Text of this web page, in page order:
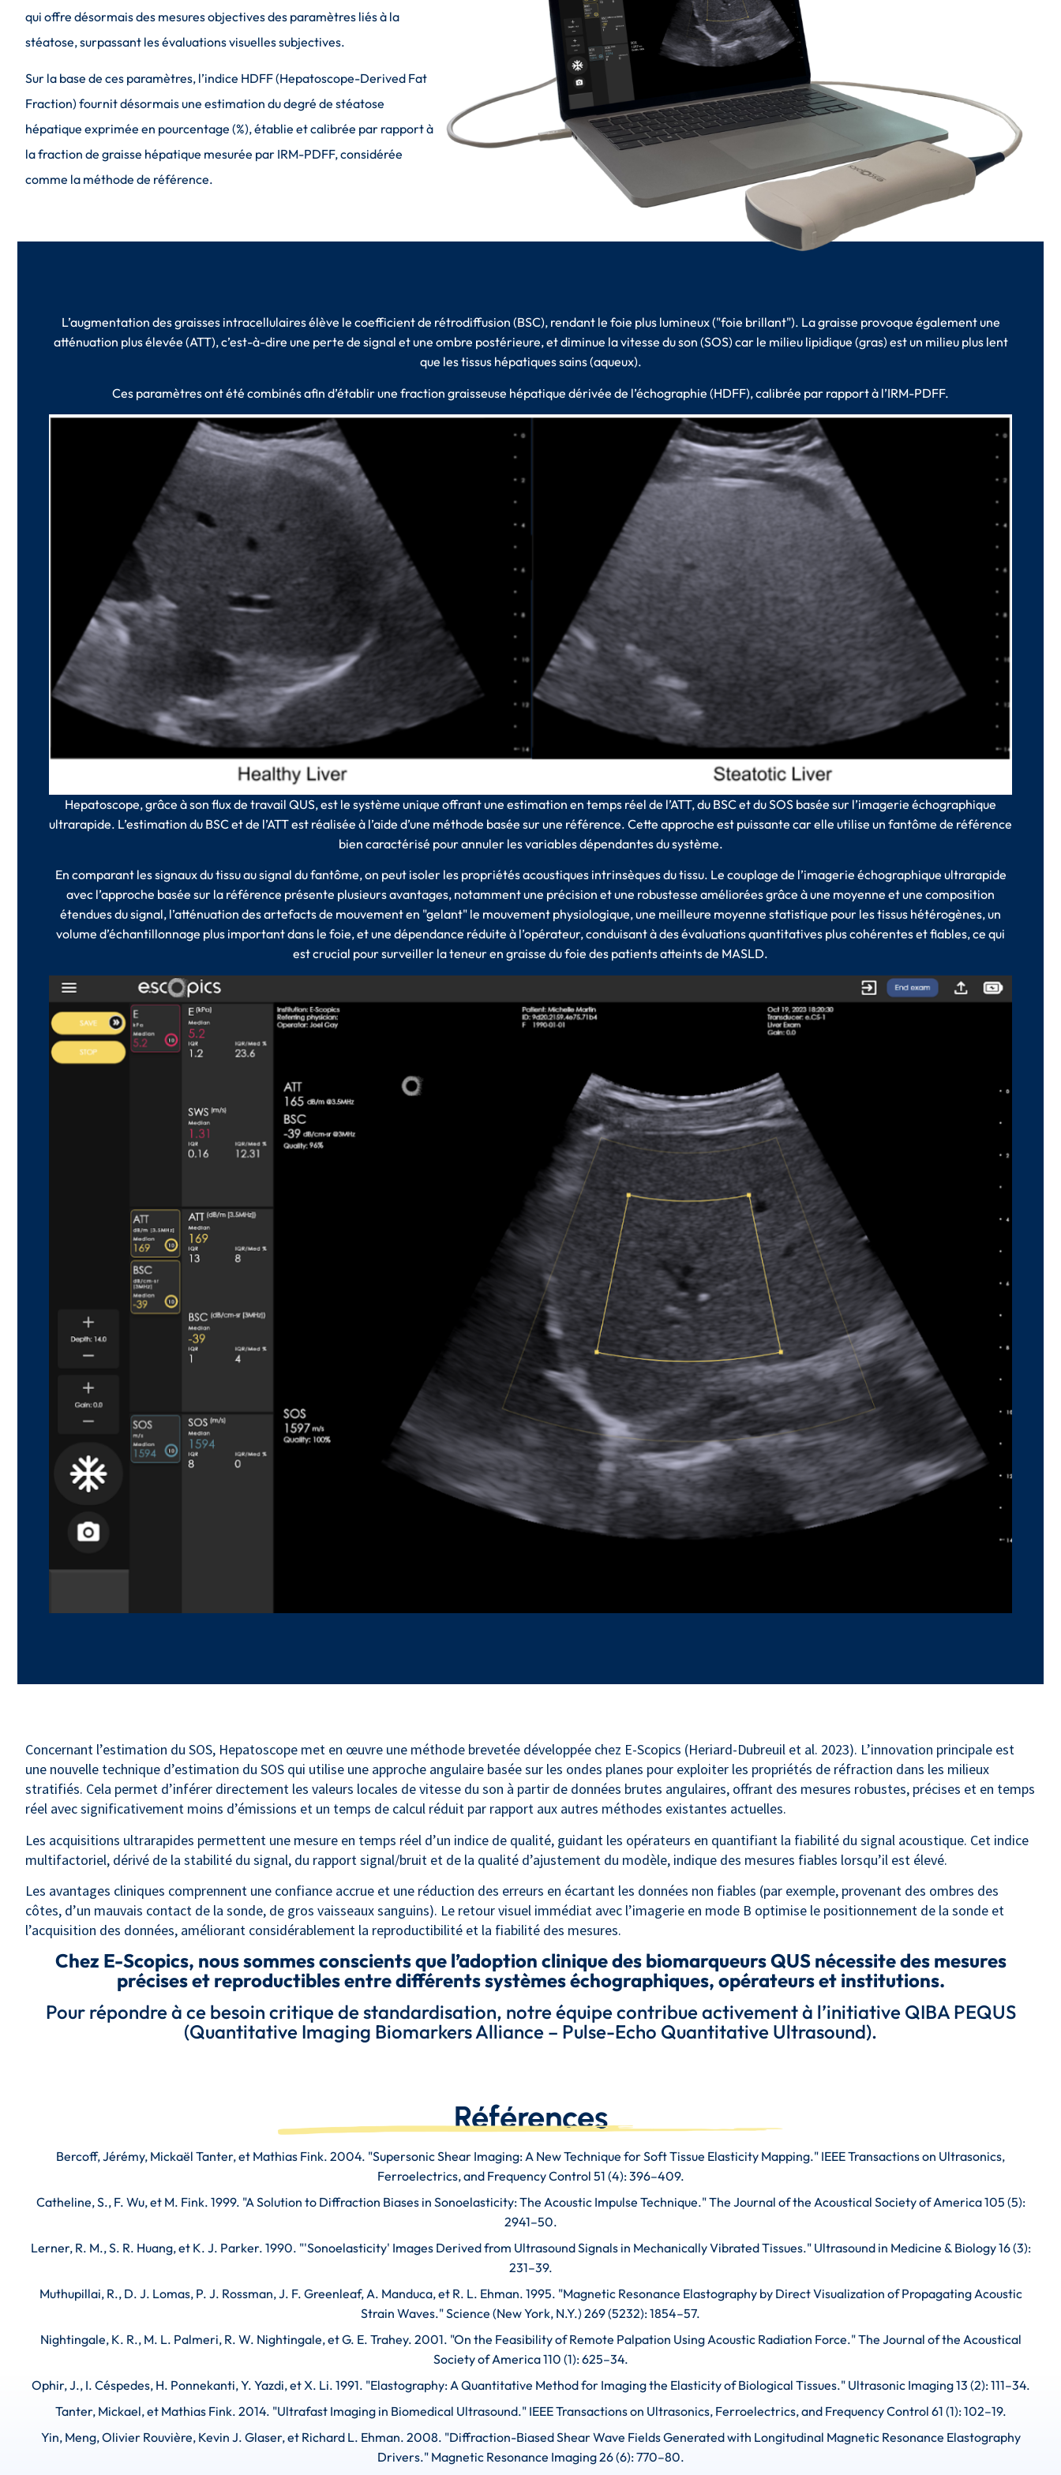
qui offre désormais des mesures objectives des paramètres liés à la
stéatose, surpassant les évaluations visuelles subjectives.
Sur la base de ces paramètres, l’indice HDFF (Hepatoscope-Derived Fat
Fraction) fournit désormais une estimation du degré de stéatose
hépatique exprimée en pourcentage (%), établie et calibrée par rapport à
la fraction de graisse hépatique mesurée par IRM-PDFF, considérée
comme la méthode de référence.
L’augmentation des graisses intracellulaires élève le coefficient de rétrodiffusion (BSC), rendant le foie plus lumineux ("foie brillant"). La graisse provoque également une
atténuation plus élevée (ATT), c’est-à-dire une perte de signal et une ombre postérieure, et diminue la vitesse du son (SOS) car le milieu lipidique (gras) est un milieu plus lent
que les tissus hépatiques sains (aqueux).
Ces paramètres ont été combinés afin d’établir une fraction graisseuse hépatique dérivée de l’échographie (HDFF), calibrée par rapport à l’IRM-PDFF.
Hepatoscope, grâce à son flux de travail QUS, est le système unique offrant une estimation en temps réel de l’ATT, du BSC et du SOS basée sur l’imagerie échographique
ultrarapide. L’estimation du BSC et de l’ATT est réalisée à l’aide d’une méthode basée sur une référence. Cette approche est puissante car elle utilise un fantôme de référence
bien caractérisé pour annuler les variables dépendantes du système.
En comparant les signaux du tissu au signal du fantôme, on peut isoler les propriétés acoustiques intrinsèques du tissu. Le couplage de l’imagerie échographique ultrarapide
avec l’approche basée sur la référence présente plusieurs avantages, notamment une précision et une robustesse améliorées grâce à une moyenne et une composition
étendues du signal, l’atténuation des artefacts de mouvement en "gelant" le mouvement physiologique, une meilleure moyenne statistique pour les tissus hétérogènes, un
volume d’échantillonnage plus important dans le foie, et une dépendance réduite à l’opérateur, conduisant à des évaluations quantitatives plus cohérentes et fiables, ce qui
est crucial pour surveiller la teneur en graisse du foie des patients atteints de MASLD.
Concernant l’estimation du SOS, Hepatoscope met en œuvre une méthode brevetée développée chez E-Scopics (Heriard-Dubreuil et al. 2023). L’innovation principale est
une nouvelle technique d’estimation du SOS qui utilise une approche angulaire basée sur les ondes planes pour exploiter les propriétés de réfraction dans les milieux
stratifiés. Cela permet d’inférer directement les valeurs locales de vitesse du son à partir de données brutes angulaires, offrant des mesures robustes, précises et en temps
réel avec significativement moins d’émissions et un temps de calcul réduit par rapport aux autres méthodes existantes actuelles.
Les acquisitions ultrarapides permettent une mesure en temps réel d’un indice de qualité, guidant les opérateurs en quantifiant la fiabilité du signal acoustique. Cet indice
multifactoriel, dérivé de la stabilité du signal, du rapport signal/bruit et de la qualité d’ajustement du modèle, indique des mesures fiables lorsqu’il est élevé.
Les avantages cliniques comprennent une confiance accrue et une réduction des erreurs en écartant les données non fiables (par exemple, provenant des ombres des
côtes, d’un mauvais contact de la sonde, de gros vaisseaux sanguins). Le retour visuel immédiat avec l’imagerie en mode B optimise le positionnement de la sonde et
l’acquisition des données, améliorant considérablement la reproductibilité et la fiabilité des mesures.
Chez E-Scopics, nous sommes conscients que l’adoption clinique des biomarqueurs QUS nécessite des mesures
précises et reproductibles entre différents systèmes échographiques, opérateurs et institutions.
Pour répondre à ce besoin critique de standardisation, notre équipe contribue activement à l’initiative QIBA PEQUS
(Quantitative Imaging Biomarkers Alliance – Pulse-Echo Quantitative Ultrasound).
Références
Bercoff, Jérémy, Mickaël Tanter, et Mathias Fink. 2004. "Supersonic Shear Imaging: A New Technique for Soft Tissue Elasticity Mapping." IEEE Transactions on Ultrasonics,
Ferroelectrics, and Frequency Control 51 (4): 396–409.
Catheline, S., F. Wu, et M. Fink. 1999. "A Solution to Diffraction Biases in Sonoelasticity: The Acoustic Impulse Technique." The Journal of the Acoustical Society of America 105 (5):
2941–50.
Lerner, R. M., S. R. Huang, et K. J. Parker. 1990. "'Sonoelasticity' Images Derived from Ultrasound Signals in Mechanically Vibrated Tissues." Ultrasound in Medicine & Biology 16 (3):
231–39.
Muthupillai, R., D. J. Lomas, P. J. Rossman, J. F. Greenleaf, A. Manduca, et R. L. Ehman. 1995. "Magnetic Resonance Elastography by Direct Visualization of Propagating Acoustic
Strain Waves." Science (New York, N.Y.) 269 (5232): 1854–57.
Nightingale, K. R., M. L. Palmeri, R. W. Nightingale, et G. E. Trahey. 2001. "On the Feasibility of Remote Palpation Using Acoustic Radiation Force." The Journal of the Acoustical
Society of America 110 (1): 625–34.
Ophir, J., I. Céspedes, H. Ponnekanti, Y. Yazdi, et X. Li. 1991. "Elastography: A Quantitative Method for Imaging the Elasticity of Biological Tissues." Ultrasonic Imaging 13 (2): 111–34.
Tanter, Mickael, et Mathias Fink. 2014. "Ultrafast Imaging in Biomedical Ultrasound." IEEE Transactions on Ultrasonics, Ferroelectrics, and Frequency Control 61 (1): 102–19.
Yin, Meng, Olivier Rouvière, Kevin J. Glaser, et Richard L. Ehman. 2008. "Diffraction-Biased Shear Wave Fields Generated with Longitudinal Magnetic Resonance Elastography
Drivers." Magnetic Resonance Imaging 26 (6): 770–80.